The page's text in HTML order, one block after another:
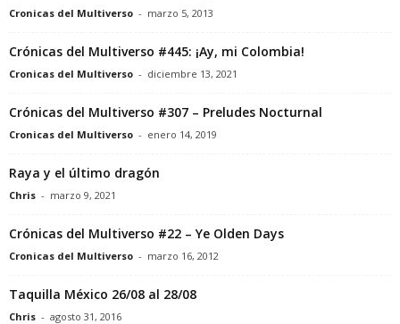
Cronicas del Multiverso - marzo 5, 2013
Crónicas del Multiverso #445: ¡Ay, mi Colombia!
Cronicas del Multiverso - diciembre 13, 2021
Crónicas del Multiverso #307 – Preludes Nocturnal
Cronicas del Multiverso - enero 14, 2019
Raya y el último dragón
Chris - marzo 9, 2021
Crónicas del Multiverso #22 – Ye Olden Days
Cronicas del Multiverso - marzo 16, 2012
Taquilla México 26/08 al 28/08
Chris - agosto 31, 2016